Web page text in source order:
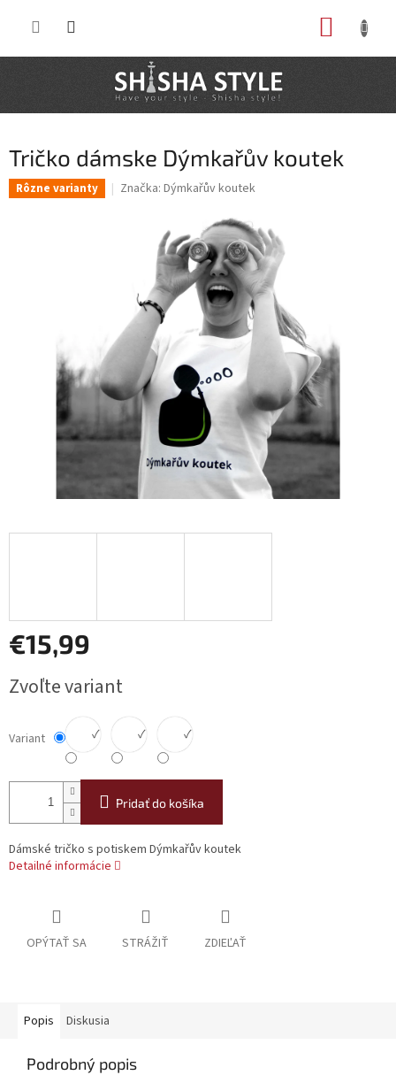
Tričko dámske Dýmkařův koutek
Rôzne varianty Značka: Dýmkařův koutek
€15,99
cena:
Zvoľte variant
Variant ✓ ✓ ✓
Pridať do košíka
Dámské tričko s potiskem Dýmkařův koutek
Detailné informácie
OPÝTAŤ SA STRÁŽIŤ ZDIEĽAŤ
Popis Diskusia
Podrobný popis